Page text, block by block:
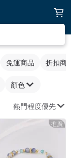
免運商品 折扣商
顏色
熱門程度優先
推廣